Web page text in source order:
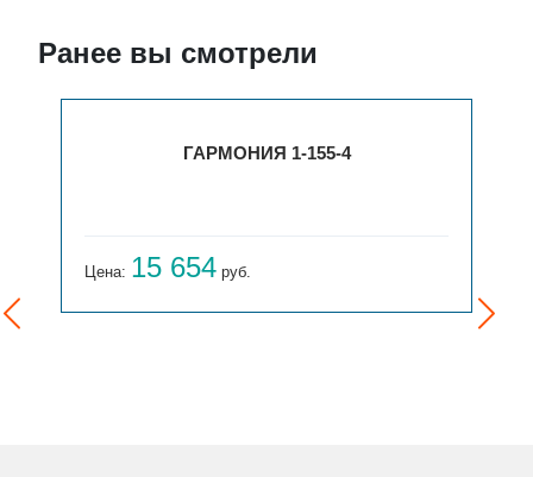
Ранее вы смотрели
ГАРМОНИЯ 1-155-4
Цена: 15 654 руб.